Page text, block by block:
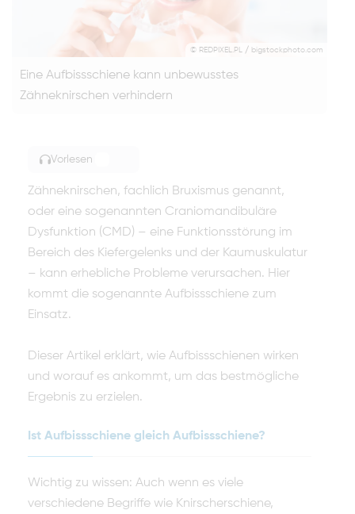
© REDPIXEL.PL / bigstockphoto.com
Eine Aufbissschiene kann unbewusstes
Zähneknirschen verhindern
Vorlesen
Zähneknirschen, fachlich Bruxismus genannt,
oder eine sogenannten Craniomandibuläre
Dysfunktion (CMD) – eine Funktionsstörung im
Bereich des Kiefergelenks und der Kaumuskulatur
– kann erhebliche Probleme verursachen. Hier
kommt die sogenannte Aufbissschiene zum
Einsatz.
Dieser Artikel erklärt, wie Aufbissschienen wirken
und worauf es ankommt, um das bestmögliche
Ergebnis zu erzielen.
Ist Aufbissschiene gleich Aufbissschiene?
Wichtig zu wissen: Auch wenn es viele
verschiedene Begriffe wie Knirscherschiene,